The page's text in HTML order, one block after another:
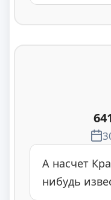
А насчет
нибудь